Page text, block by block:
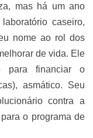
mas há um ano
caseiro,
nome ao rol dos
de vida. Ele
para financiar o
asmático. Seu
contra a
o programa de